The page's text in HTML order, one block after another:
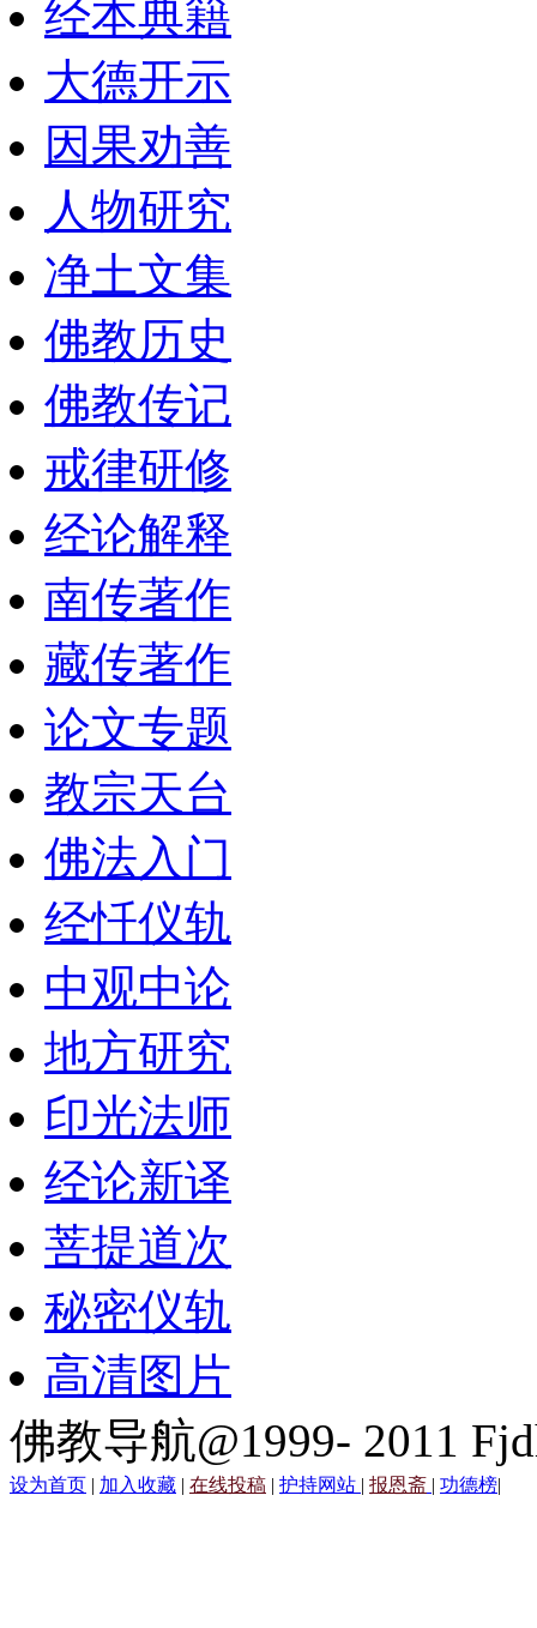
经本典籍
大德开示
因果劝善
人物研究
净土文集
佛教历史
佛教传记
戒律研修
经论解释
南传著作
藏传著作
论文专题
教宗天台
佛法入门
经忏仪轨
中观中论
地方研究
印光法师
经论新译
菩提道次
秘密仪轨
高清图片
佛教导航@1999- 2011
设为首页 | 加入收藏 | 在线投稿 | 护持网站 | 报恩斋 | 功德榜|